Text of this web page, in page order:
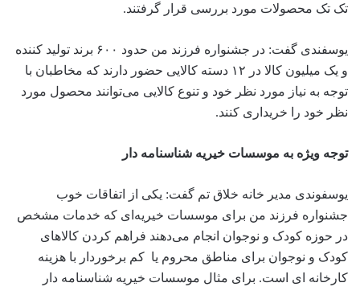
تک تک محصولات مورد بررسی قرار گرفتند‌.
یوسفندی گفت: در جشنواره فرزند من حدود ۶۰۰ برند تولید کننده
و یک میلیون کالا در ۱۲ دسته کالایی‌ حضور دارند که مخاطبان با
توجه به نیاز مورد نظر خود و تنوع کالایی می‌توانند محصول مورد
نظر خود را خریداری کنند‌.
توجه ویژه به موسسات خیریه شناسنامه دار
یوسفوندی مدیر خانه خلاق تم گفت: یکی از اتفاقات خوب
جشنواره فرزند من برای موسسات خیریه‌ای که خدمات مشخص
در حوزه کودک و نوجوان انجام می‌دهند فراهم کردن کالاهای
کودک و نوجوان برای مناطق محروم یا کم برخوردار با هزینه
کارخانه ای است. برای مثال موسسات خیریه شناسنامه دار